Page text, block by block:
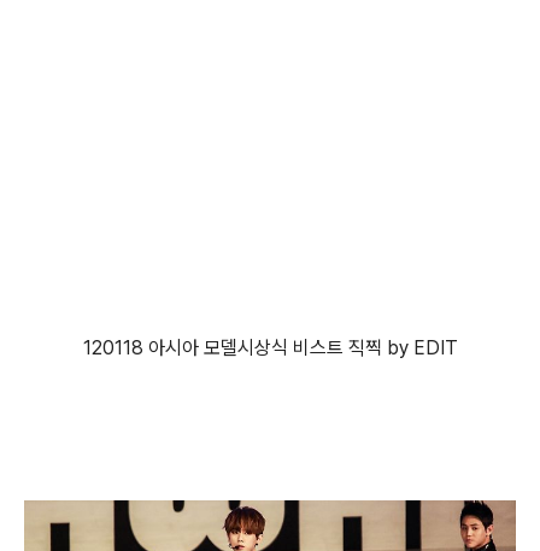
120118 아시아 모델시상식 비스트 직찍 by EDIT